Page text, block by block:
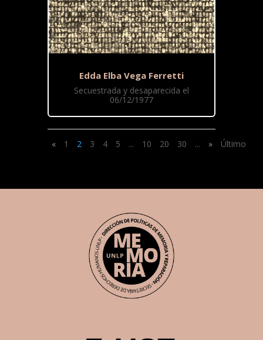
Edda Elba Vega Ferretti
Secuestrada y desaparecida el
06/12/1977
« 1 2 3 4 5 ... 10 20 30 ... » Último